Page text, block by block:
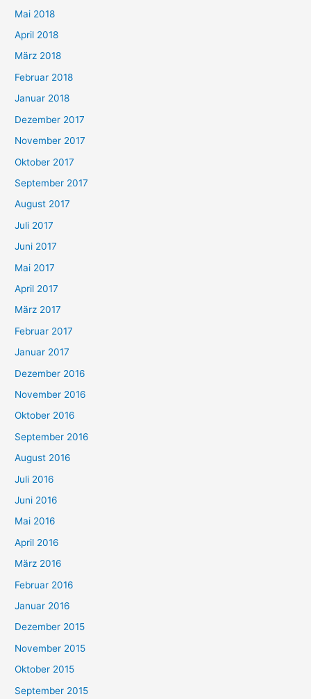
Mai 2018
April 2018
März 2018
Februar 2018
Januar 2018
Dezember 2017
November 2017
Oktober 2017
September 2017
August 2017
Juli 2017
Juni 2017
Mai 2017
April 2017
März 2017
Februar 2017
Januar 2017
Dezember 2016
November 2016
Oktober 2016
September 2016
August 2016
Juli 2016
Juni 2016
Mai 2016
April 2016
März 2016
Februar 2016
Januar 2016
Dezember 2015
November 2015
Oktober 2015
September 2015